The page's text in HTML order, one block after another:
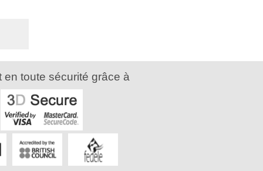
en toute sécurité grâce à